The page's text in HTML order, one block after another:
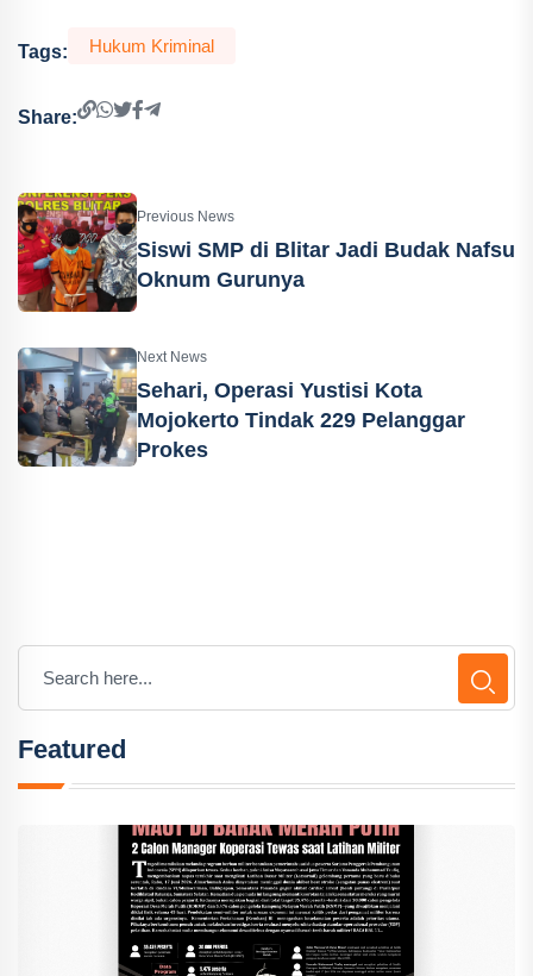
Tags: Hukum Kriminal
Share:
Previous News
Siswi SMP di Blitar Jadi Budak Nafsu
Oknum Gurunya
Next News
Sehari, Operasi Yustisi Kota
Mojokerto Tindak 229 Pelanggar
Prokes
Featured